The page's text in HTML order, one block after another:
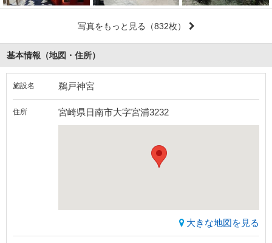
写真をもっと見る （832枚）
基本情報（地図・住所）
施設名 鵜戸神宮
住所 宮崎県日南市大字宮浦3232
大きな地図を見る